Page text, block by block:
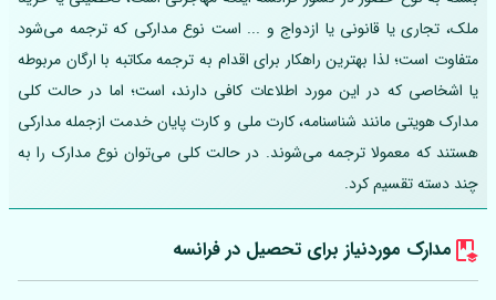
ملک، تجاری یا قانونی یا ازدواج و ... است نوع مدارکی که ترجمه می‌شود
متفاوت است؛ لذا بهترین راهکار برای اقدام به ترجمه مکاتبه با ارگان مربوطه
یا اشخاصی که در این مورد اطلاعات کافی دارند، است؛ اما در حالت کلی
مدارک هویتی مانند شناسنامه، کارت ملی و کارت پایان خدمت ازجمله مدارکی
هستند که معمولا ترجمه می‌شوند. در حالت کلی می‌توان نوع مدارک را به
چند دسته تقسیم کرد.
مدارک موردنیاز برای تحصیل در فرانسه